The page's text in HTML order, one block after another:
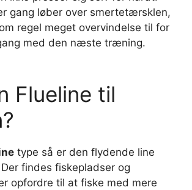
gang løber over smertetærsklen,
regel meget overvindelse til for
med den næste træning.
Flueline til
type så er den flydende line
findes fiskepladser og
opfordre til at fiske med mere